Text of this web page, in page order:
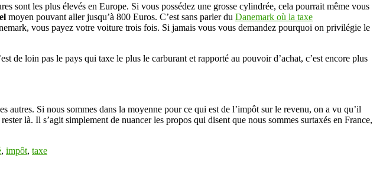
sont les plus élevés en Europe. Si vous possédez une grosse cylindrée, cela pourrait même vous
moyen pouvant aller jusqu’à 800 Euros. C’est sans parler du Danemark où la taxe
vous payez votre voiture trois fois. Si jamais vous vous demandez pourquoi on privilégie le
de loin pas le pays qui taxe le plus le carburant et rapporté au pouvoir d’achat, c’est encore plus
autres. Si nous sommes dans la moyenne pour ce qui est de l’impôt sur le revenu, on a vu qu’il
là. Il s’agit simplement de nuancer les propos qui disent que nous sommes surtaxés en France,
, impôt, taxe